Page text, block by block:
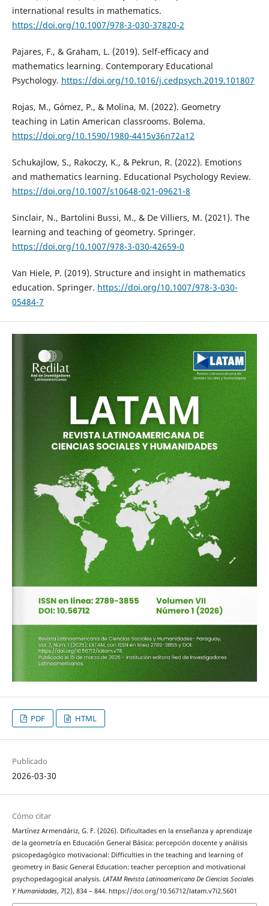
international results in mathematics.
https://doi.org/10.1007/978-3-030-37820-2
Pajares, F., & Graham, L. (2019). Self-efficacy and
mathematics learning. Contemporary Educational
Psychology. https://doi.org/10.1016/j.cedpsych.2019.101807
Rojas, M., Gómez, P., & Molina, M. (2022). Geometry
teaching in Latin American classrooms. Bolema.
https://doi.org/10.1590/1980-4415v36n72a12
Schukajlow, S., Rakoczy, K., & Pekrun, R. (2022). Emotions
and mathematics learning. Educational Psychology Review.
https://doi.org/10.1007/s10648-021-09621-8
Sinclair, N., Bartolini Bussi, M., & De Villiers, M. (2021). The
learning and teaching of geometry. Springer.
https://doi.org/10.1007/978-3-030-42659-0
Van Hiele, P. (2019). Structure and insight in mathematics
education. Springer. https://doi.org/10.1007/978-3-030-
05484-7
PDF HTML
Publicado
2026-03-30
Cómo citar
Martínez Armendáriz, G. F. (2026). Dificultades en la enseñanza y aprendizaje
de la geometría en Educación General Básica: percepción docente y análisis
psicopedagógico motivacional: Difficulties in the teaching and learning of
geometry in Basic General Education: teacher perception and motivational
psychopedagogical analysis. LATAM Revista Latinoamericana De Ciencias Sociales
Y Humanidades, 7(2), 834 – 844. https://doi.org/10.56712/latam.v7i2.5601